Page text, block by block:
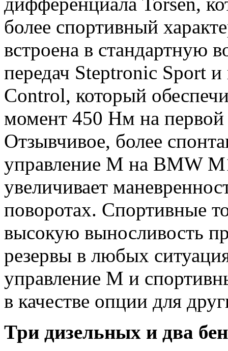
более спортивный
встроена в стандартную
передач Steptronic Sport
Control, который
момент 450 Нм на первой
Отзывчивое, более
управление M на BMW
увеличивает
поворотах. Спортивные
высокую выносливость
резервы в любых
управление M и
в качестве опции для
Три дизельных и два